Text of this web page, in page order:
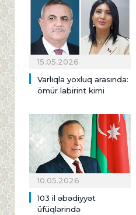
15.05.2026
Varlıqla yoxluq arasında:
ömür labirint kimi
10.05.2026
103 il əbədiyyət
üfüqlərində